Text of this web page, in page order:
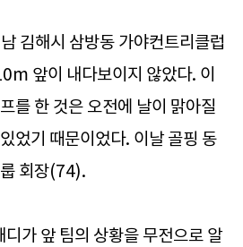
김해시 삼방동 가야컨트리클럽
앞이 내다보이지 않았다. 이
를 한 것은 오전에 날이 맑아질
었기 때문이었다. 이날 골핑 동
회장(74).
가 앞 팀의 상황을 무전으로 알